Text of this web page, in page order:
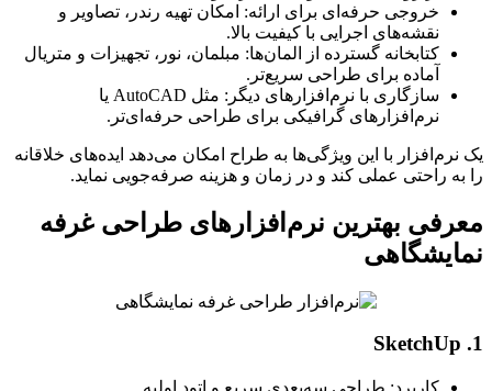
خروجی حرفه‌ای برای ارائه: امکان تهیه رندر، تصاویر و
نقشه‌های اجرایی با کیفیت بالا.
کتابخانه گسترده از المان‌ها: مبلمان، نور، تجهیزات و متریال
آماده برای طراحی سریع‌تر.
سازگاری با نرم‌افزارهای دیگر: مثل AutoCAD یا
نرم‌افزارهای گرافیکی برای طراحی حرفه‌ای‌تر.
با این ویژگی‌ها به طراح امکان می‌دهد ایده‌های خلاقانه
راحتی عملی کند و در زمان و هزینه صرفه‌جویی نماید.
بهترین نرم‌افزارهای طراحی غرفه
کاربرد: طراحی سه‌بعدی سریع و اتود اولیه